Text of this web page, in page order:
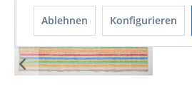
Ablehnen Konfigurieren